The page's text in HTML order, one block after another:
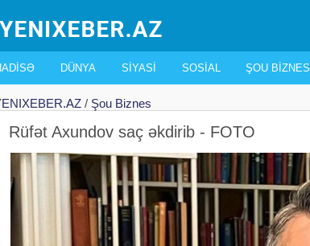
DÜNYA SIYASI SOSIAL ŞOU BIZNES
/ Şou Biznes
Rüfət Axundov saç əkdirib - FOTO